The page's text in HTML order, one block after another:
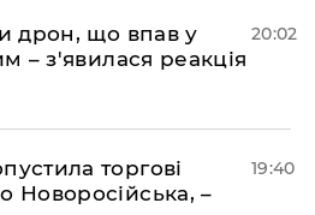
дрон, що впав у
– з'явилася реакція
20:02
торгові
Новоросійська, –
19:40